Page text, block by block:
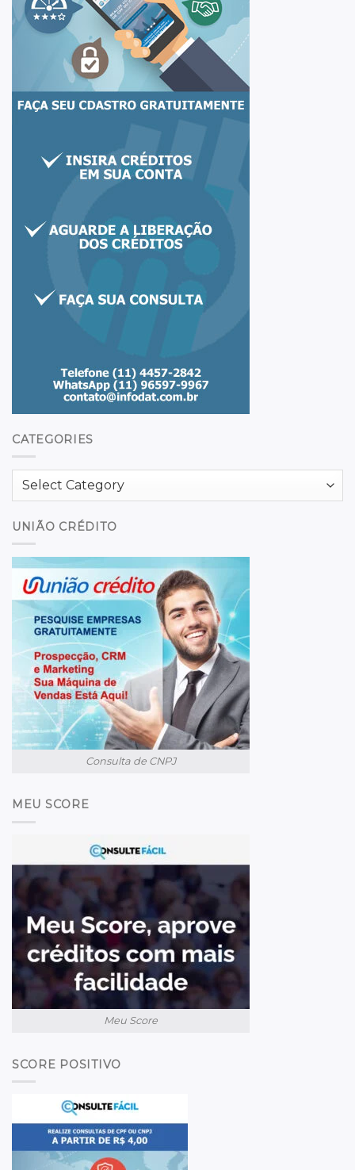
CATEGORIES
UNIÃO CRÉDITO
Consulta de CNPJ
MEU SCORE
Meu Score
SCORE POSITIVO